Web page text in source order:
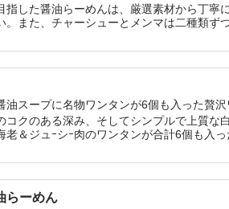
指した醤油らーめんは、厳選素材から丁
また、チャーシューとメンマは二種類ず
スープに名物ワンタンが6個も入った贅沢
コクのある深み、そしてシンプルで上質
＆ジュｰシｰ肉のワンタンが合計6個も入
らーめん